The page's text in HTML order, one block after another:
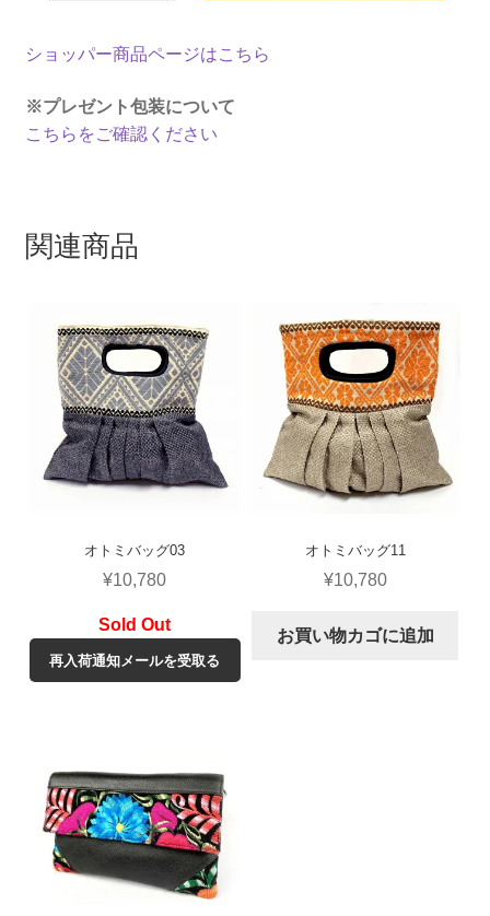
ショッパー商品ページはこちら
※プレゼント包装について
こちらをご確認ください
関連商品
オトミバッグ03
¥10,780
再入荷通知メールを受取る
オトミバッグ11
¥10,780
お買い物カゴに追加